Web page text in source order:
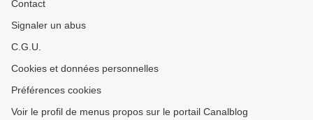
Contact
Signaler un abus
C.G.U.
Cookies et données personnelles
Préférences cookies
Voir le profil de menus propos sur le portail Canalblog